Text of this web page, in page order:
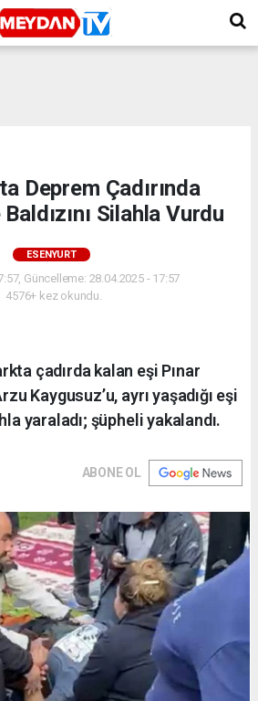
Deprem Çadırında
Silahla Vurdu
ESENYURT
Güncelleme: 28.04.2025 - 17:57
4576+ kez okundu.
çadırda kalan eşi Pınar
Kaygusuz’u, ayrı yaşadığı eşi
yaraladı; şüpheli yakalandı.
ABONE OL